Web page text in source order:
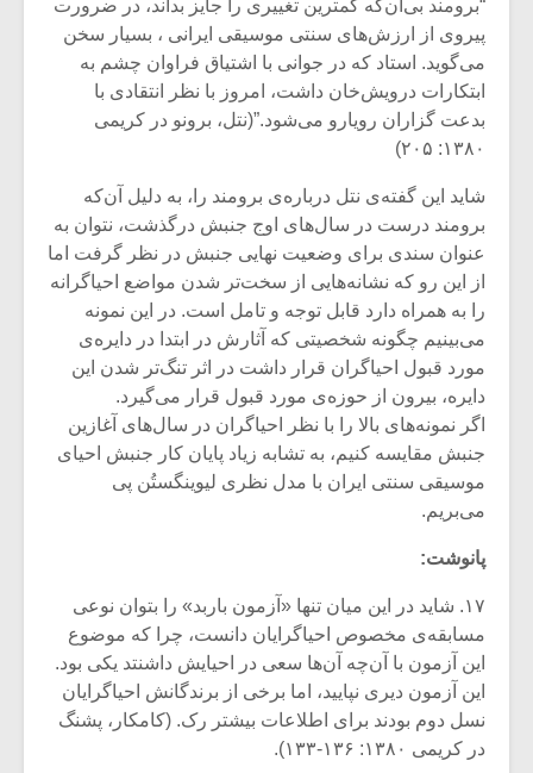
“برومند بی‌آن‌که کمترین تغییری را جایز بداند، در ضرورت
پیروی از ارزش‌های سنتی موسیقی ایرانی ، بسیار سخن
می‌گوید. استاد که در جوانی با اشتیاق فراوان چشم به
ابتکارات درویش‌خان داشت، امروز با نظر انتقادی با
بدعت گزاران رویارو می‌شود.”(نتل، برونو در کریمی
۱۳۸۰: ۲۰۵)
شاید این گفته‌ی نتل درباره‌ی برومند را، به دلیل آن‌که
برومند درست در سال‌های اوج جنبش درگذشت، نتوان به
عنوان سندی برای وضعیت نهایی جنبش در نظر گرفت اما
از این رو که نشانه‌هایی از سخت‌تر شدن مواضع احیاگرانه
را به همراه دارد قابل توجه و تامل است. در این نمونه
می‌بینیم چگونه شخصیتی که آثارش در ابتدا در دایره‌ی
مورد قبول احیاگران قرار داشت در اثر تنگ‌تر شدن این
دایره، بیرون از حوزه‌ی مورد قبول قرار می‌گیرد.
اگر نمونه‌های بالا را با نظر احیاگران در سال‌های آغازین
جنبش مقایسه کنیم، به تشابه زیاد پایان کار جنبش احیای
موسیقی سنتی ایران با مدل نظری لیوینگستُن پی
می‌بریم.
پانوشت:
۱۷. شاید در این میان تنها «آزمون باربد» را بتوان نوعی
مسابقه‌ی مخصوص احیاگرایان دانست، چرا که موضوع
این آزمون با آن‌چه آن‌ها سعی در احیایش داشنتد یکی بود.
این آزمون دیری نپایید، اما برخی از برندگانش احیاگرایان
نسل دوم بودند برای اطلاعات بیشتر رک. (کامکار، پشنگ
در کریمی ۱۳۸۰: ۱۳۶-۱۳۳).